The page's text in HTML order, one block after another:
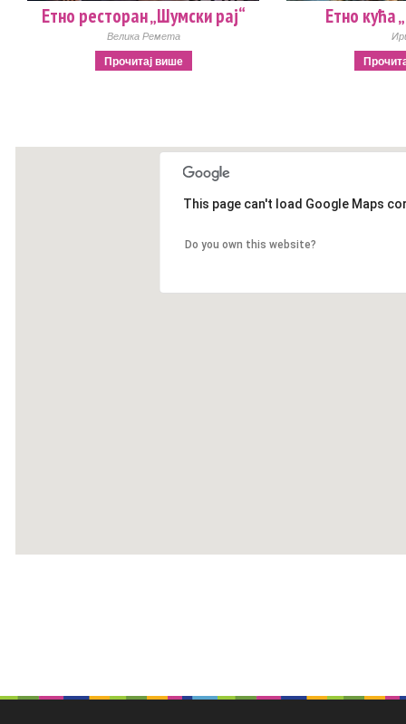
Етно ресторан „Шумски рај“
Велика Ремета
Прочитај више
Етно кућа
This page can't load Google Maps
Do you own this website?